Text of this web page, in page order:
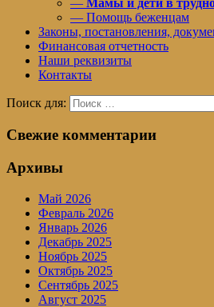
— Помощь беженцам
Законы, постановления,
Финансовая отчетность
Наши реквизиты
Контакты
Поиск для:
Свежие комментарии
Архивы
Май 2026
Февраль 2026
Январь 2026
Декабрь 2025
Ноябрь 2025
Октябрь 2025
Сентябрь 2025
Август 2025